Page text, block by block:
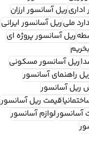
ریل آسانسور ارزان
ملیریل آسانسور ایرانی
ریل آسانسور پروژه ای
ریل آسانسور مسکونی
راهنمای آسانسور
ریل آسانسور
قیمت ریل آسانسور
آسانسورلوازم آسانسور